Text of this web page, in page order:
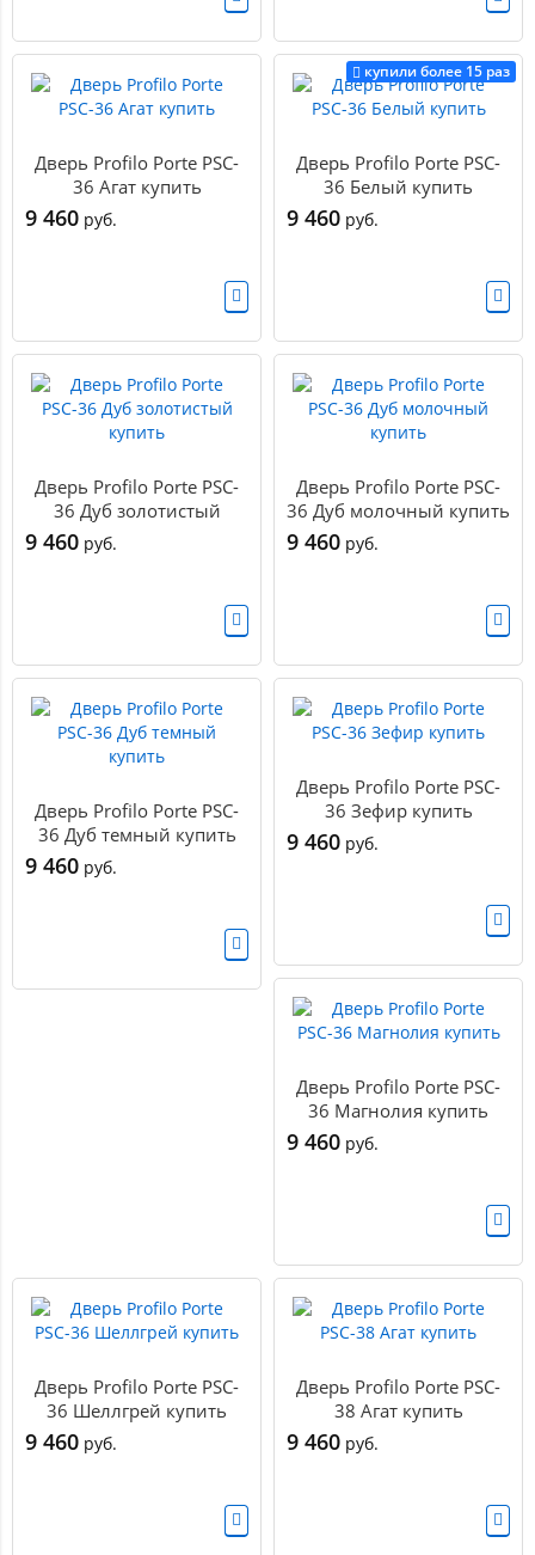
Дверь Profilo Porte PSC-
36 Агат купить
9 460 руб.
купили более 15 раз
Дверь Profilo Porte PSC-
36 Белый купить
9 460 руб.
Дверь Profilo Porte PSC-
36 Дуб золотистый
купить
9 460 руб.
Дверь Profilo Porte PSC-
36 Дуб молочный купить
9 460 руб.
Дверь Profilo Porte PSC-
36 Дуб темный купить
9 460 руб.
Дверь Profilo Porte PSC-
36 Зефир купить
9 460 руб.
Дверь Profilo Porte PSC-
36 Магнолия купить
9 460 руб.
Дверь Profilo Porte PSC-
36 Шеллгрей купить
9 460 руб.
Дверь Profilo Porte PSC-
38 Агат купить
9 460 руб.